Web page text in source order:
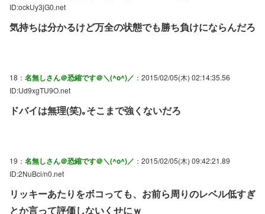
ID:ockUy3jG0.net
気持ちは分かるけど万全の状態でも勝ち負けにならんだろ
18： 名無しさん＠恐縮です＠＼(^o^)／ ：2015/02/05(木) 02:14:35.56
ID:Ud9xgTU9O.net
ドバイは無理(笑)｡そこまで強くないだろ
19： 名無しさん＠恐縮です＠＼(^o^)／ ：2015/02/05(木) 09:42:21.89
ID:2NuBci/n0.net
リッキーあたりをボコっても、お前ら周りのレベル低すぎ
とか言って評価しないくせにｗ